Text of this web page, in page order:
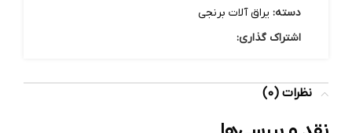
دسته: یراق آلات برنجی
اشتراک گذاری:
نظرات (0)